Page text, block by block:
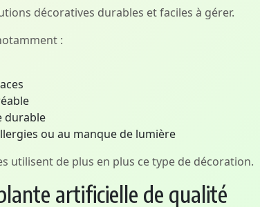
décoratives durables et faciles à gérer.
:
durable
ou au manque de lumière
utilisent de plus en plus ce type de décoration.
artificielle de qualité